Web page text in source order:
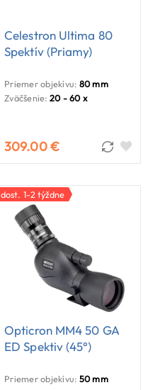
Celestron Ultima 80
Spektív (priamy)
Priemer objekívu: 80 mm
Zväčšenie: 20 - 60 x
309.00 €
dost. 1-2 týždne
Opticron MM4 50 GA
ED Spektiv (45°)
Priemer objekívu: 50 mm